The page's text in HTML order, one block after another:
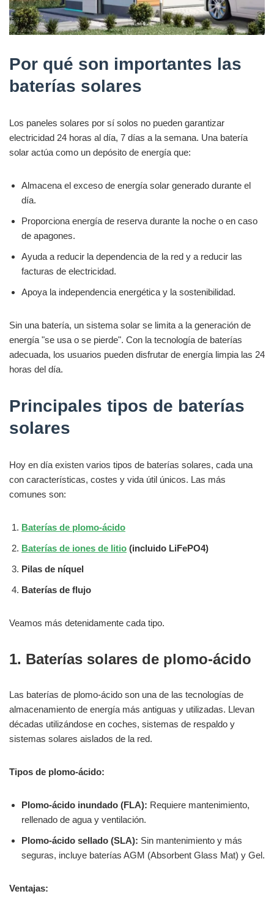
Por qué son importantes las
baterías solares
Los paneles solares por sí solos no pueden garantizar
electricidad 24 horas al día, 7 días a la semana. Una batería
solar actúa como un depósito de energía que:
Almacena el exceso de energía solar generado durante el
día.
Proporciona energía de reserva durante la noche o en caso
de apagones.
Ayuda a reducir la dependencia de la red y a reducir las
facturas de electricidad.
Apoya la independencia energética y la sostenibilidad.
Sin una batería, un sistema solar se limita a la generación de
energía "se usa o se pierde". Con la tecnología de baterías
adecuada, los usuarios pueden disfrutar de energía limpia las 24
horas del día.
Principales tipos de baterías
solares
Hoy en día existen varios tipos de baterías solares, cada una
con características, costes y vida útil únicos. Las más
comunes son:
Baterías de plomo-ácido
Baterías de iones de litio (incluido LiFePO4)
Pilas de níquel
Baterías de flujo
Veamos más detenidamente cada tipo.
1. Baterías solares de plomo-ácido
Las baterías de plomo-ácido son una de las tecnologías de
almacenamiento de energía más antiguas y utilizadas. Llevan
décadas utilizándose en coches, sistemas de respaldo y
sistemas solares aislados de la red.
Tipos de plomo-ácido:
Plomo-ácido inundado (FLA): Requiere mantenimiento,
rellenado de agua y ventilación.
Plomo-ácido sellado (SLA): Sin mantenimiento y más
seguras, incluye baterías AGM (Absorbent Glass Mat) y Gel.
Ventajas: